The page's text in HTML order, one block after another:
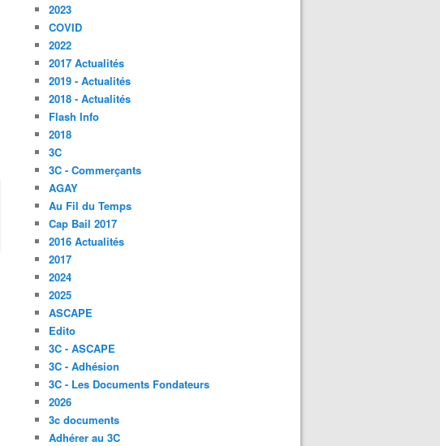
2023
COVID
2022
2017 Actualités
2019 - Actualités
2018 - Actualités
Flash Info
2018
3C
3C - Commerçants
AGAY
Au Fil du Temps
Cap Bail 2017
2016 Actualités
2017
2024
2025
ASCAPE
Edito
3C - ASCAPE
3C - Adhésion
3C - Les Documents Fondateurs
2026
3c documents
Adhérer au 3C